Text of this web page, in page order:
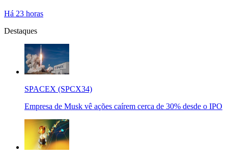
Há 23 horas
Destaques
SPACEX (SPCX34)
Empresa de Musk vê ações caírem cerca de 30% desde o IPO